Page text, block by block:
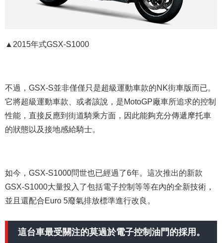
▲2015年式GSX-S1000
不過，GSX-S並非僅僅只是超級運動車款的NK街車版而已。
它將超級運動車款、或者該說，是MotoGP廠車所追求的控制
性能，直接反應到街道騎乘方面，因此能夠充分傳遞摩托車
的狀態以及接地感給騎士。
如今，GSX-S1000問世也已經過了6年。這次推出的新款
GSX-S1000大量投入了包括電子控制等等在內的全新技術，
並且還配合Euro 5廢氣排放標準進行改良。
這台車最受關注的莫過於電子控制油門的採用。